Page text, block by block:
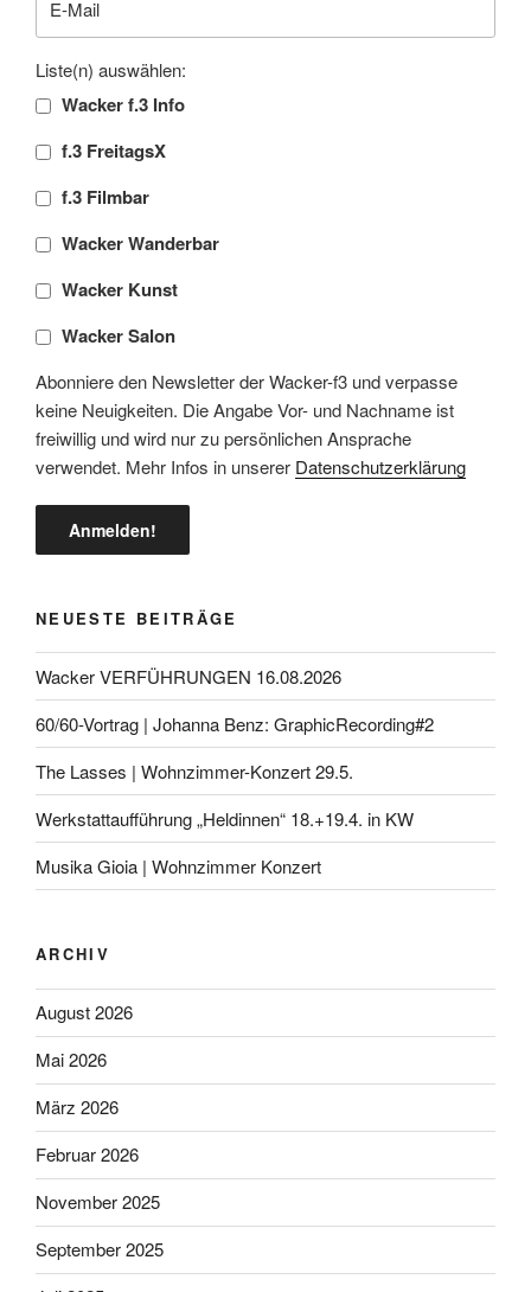
Liste(n) auswählen:
Wacker f.3 Info
f.3 FreitagsX
f.3 Filmbar
Wacker Wanderbar
Wacker Kunst
Wacker Salon
Abonniere den Newsletter der Wacker-f3 und verpasse
keine Neuigkeiten. Die Angabe Vor- und Nachname ist
freiwillig und wird nur zu persönlichen Ansprache
verwendet. Mehr Infos in unserer Datenschutzerklärung
NEUESTE BEITRÄGE
Wacker VERFÜHRUNGEN 16.08.2026
60/60-Vortrag | Johanna Benz: GraphicRecording#2
The Lasses | Wohnzimmer-Konzert 29.5.
Werkstattaufführung „Heldinnen“ 18.+19.4. in KW
Musika Gioia | Wohnzimmer Konzert
ARCHIV
August 2026
Mai 2026
März 2026
Februar 2026
November 2025
September 2025